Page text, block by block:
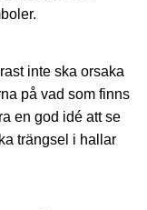
inte ska orsaka
på vad som finns
en god idé att se
trängsel i hallar